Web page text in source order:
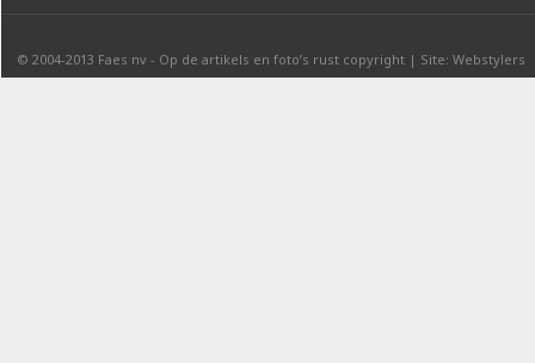
© 2004-2013 Faes nv - Op de artikels en foto’s rust copyright | Site: Webstylers